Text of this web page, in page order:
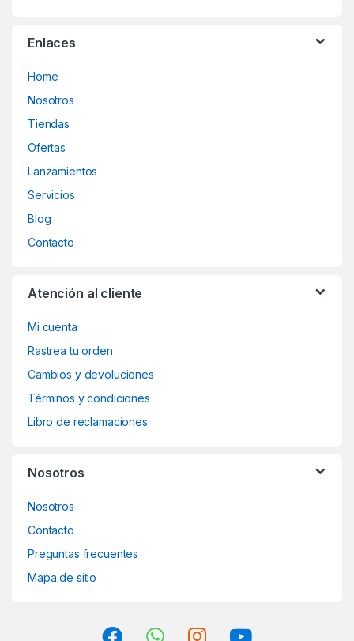
Enlaces
Home
Nosotros
Tiendas
Ofertas
Lanzamientos
Servicios
Blog
Contacto
Atención al cliente
Mi cuenta
Rastrea tu orden
Cambios y devoluciones
Términos y condiciones
Libro de reclamaciones
Nosotros
Nosotros
Contacto
Preguntas frecuentes
Mapa de sitio